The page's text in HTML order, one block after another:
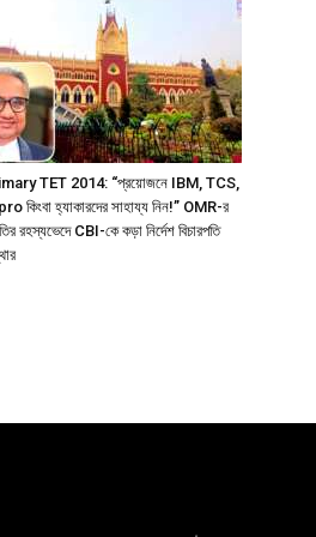
TET 2014: “প্রয়োজনে IBM, TCS,
কিংবা হ্যাকারদের সাহায্য নিন!” OMR-র
রহস্যভেদে CBI-কে কড়া নির্দেশ বিচারপতি